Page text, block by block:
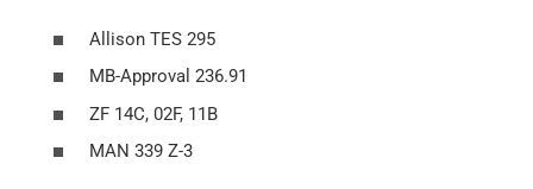
Allison TES 295
MB-Approval 236.91
ZF 14C, 02F, 11B
MAN 339 Z-3